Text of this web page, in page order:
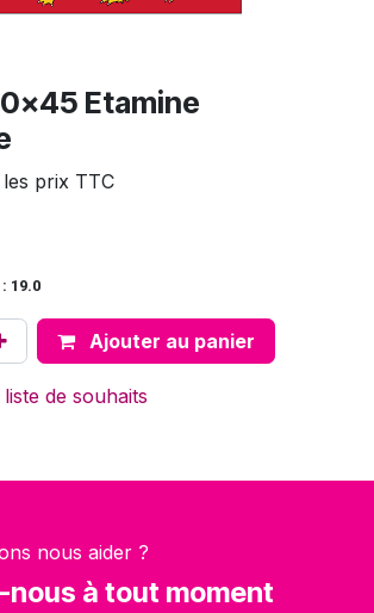
Etamine
prix TTC
19.0
Ajouter au panier
de souhaits
nous aider ?
à tout moment